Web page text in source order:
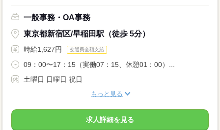
一般事務・OA事務
東京都新宿区/早稲田駅（徒歩 5分）
時給1,627円 交通費全額支給
09：00〜17：15（実働07：15、休憩01：00）...
土曜日 日曜日 祝日
もっと見る
求人詳細を見る